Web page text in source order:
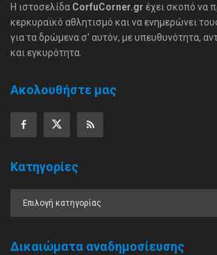
Η ιστοσελίδα CorfuCorner.gr έχει σκοπό να
κερκυραϊκό αθλητισμό και να ενημερώνει
για τα δρώμενα σ' αυτόν, με υπευθυνότητα,
και εγκυρότητα.
Ακολουθήστε μας
Κατηγορίες
Δικαιώματα αναδημοσίευσης